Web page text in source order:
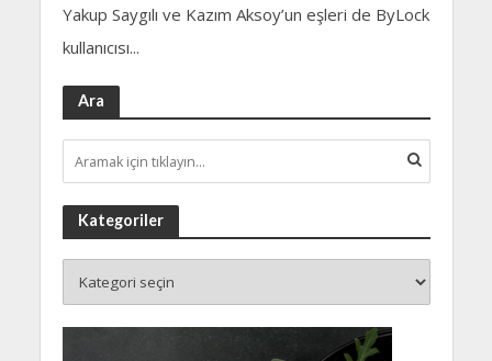
Yakup Saygılı ve Kazım Aksoy’un eşleri de ByLock
kullanıcısı...
Ara
Kategoriler